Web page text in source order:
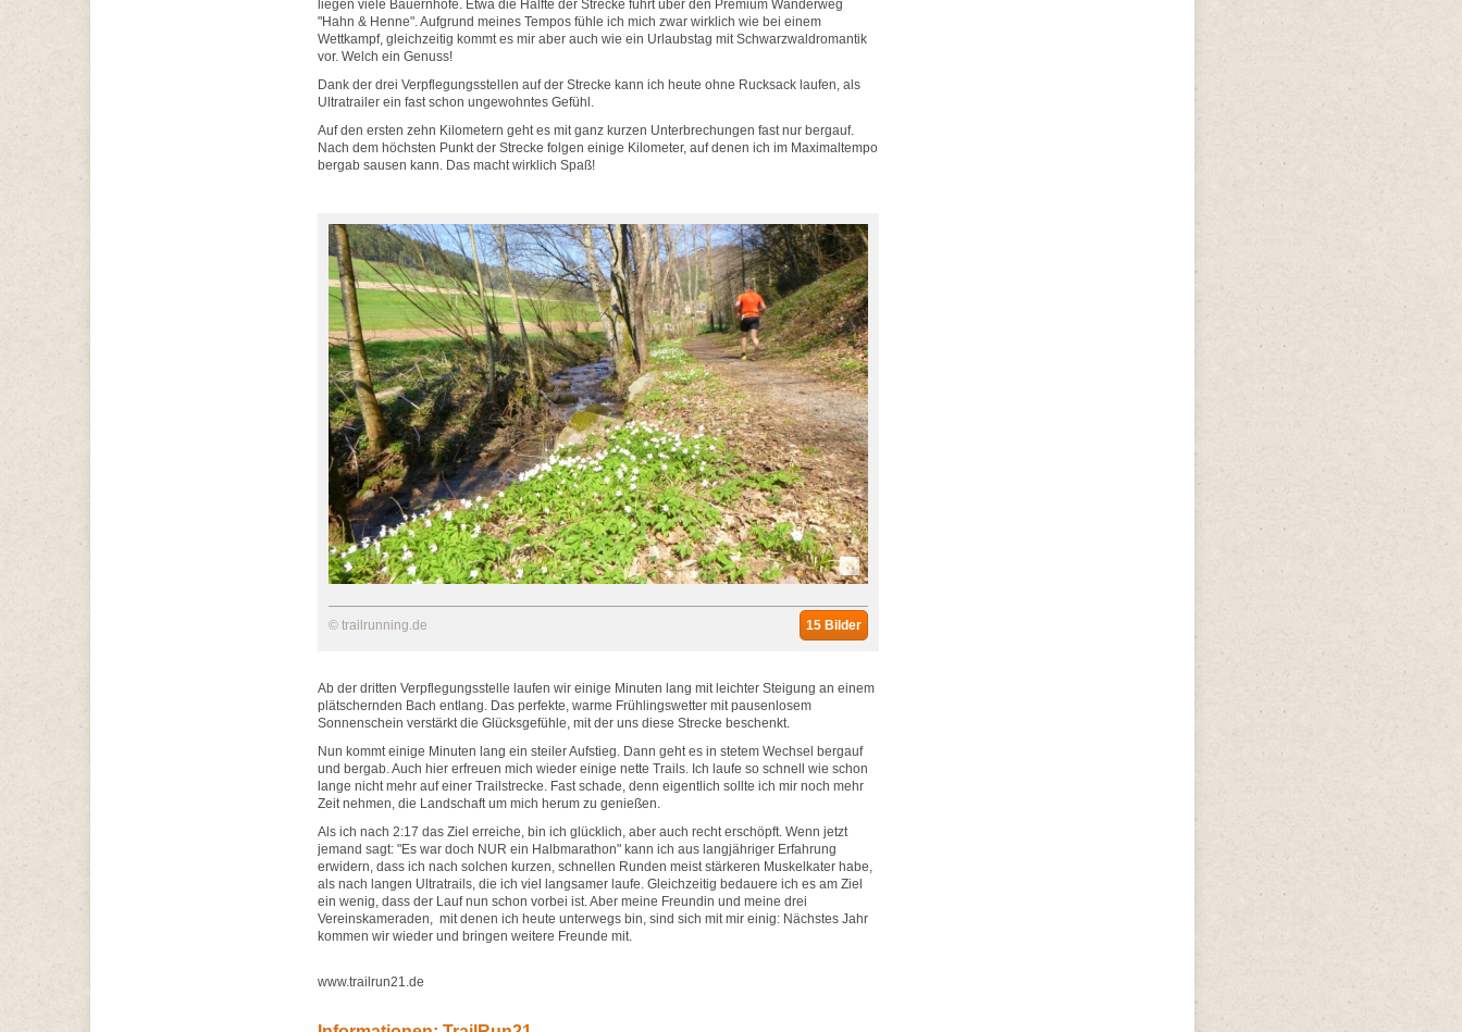
liegen viele Bauernhöfe. Etwa die Hälfte der Strecke führt über den Premium Wanderweg
"Hahn & Henne". Aufgrund meines Tempos fühle ich mich zwar wirklich wie bei einem
Wettkampf, gleichzeitig kommt es mir aber auch wie ein Urlaubstag mit Schwarzwaldromantik
vor. Welch ein Genuss!
Dank der drei Verpflegungsstellen auf der Strecke kann ich heute ohne Rucksack laufen, als
Ultratrailer ein fast schon ungewohntes Gefühl.
Auf den ersten zehn Kilometern geht es mit ganz kurzen Unterbrechungen fast nur bergauf.
Nach dem höchsten Punkt der Strecke folgen einige Kilometer, auf denen ich im Maximaltempo
bergab sausen kann. Das macht wirklich Spaß!
© trailrunning.de 15 Bilder
Ab der dritten Verpflegungsstelle laufen wir einige Minuten lang mit leichter Steigung an einem
plätschernden Bach entlang. Das perfekte, warme Frühlingswetter mit pausenlosem
Sonnenschein verstärkt die Glücksgefühle, mit der uns diese Strecke beschenkt.
Nun kommt einige Minuten lang ein steiler Aufstieg. Dann geht es in stetem Wechsel bergauf
und bergab. Auch hier erfreuen mich wieder einige nette Trails. Ich laufe so schnell wie schon
lange nicht mehr auf einer Trailstrecke. Fast schade, denn eigentlich sollte ich mir noch mehr
Zeit nehmen, die Landschaft um mich herum zu genießen.
Als ich nach 2:17 das Ziel erreiche, bin ich glücklich, aber auch recht erschöpft. Wenn jetzt
jemand sagt: "Es war doch NUR ein Halbmarathon" kann ich aus langjähriger Erfahrung
erwidern, dass ich nach solchen kurzen, schnellen Runden meist stärkeren Muskelkater habe,
als nach langen Ultratrails, die ich viel langsamer laufe. Gleichzeitig bedauere ich es am Ziel
ein wenig, dass der Lauf nun schon vorbei ist. Aber meine Freundin und meine drei
Vereinskameraden, mit denen ich heute unterwegs bin, sind sich mit mir einig: Nächstes Jahr
kommen wir wieder und bringen weitere Freunde mit.
www.trailrun21.de